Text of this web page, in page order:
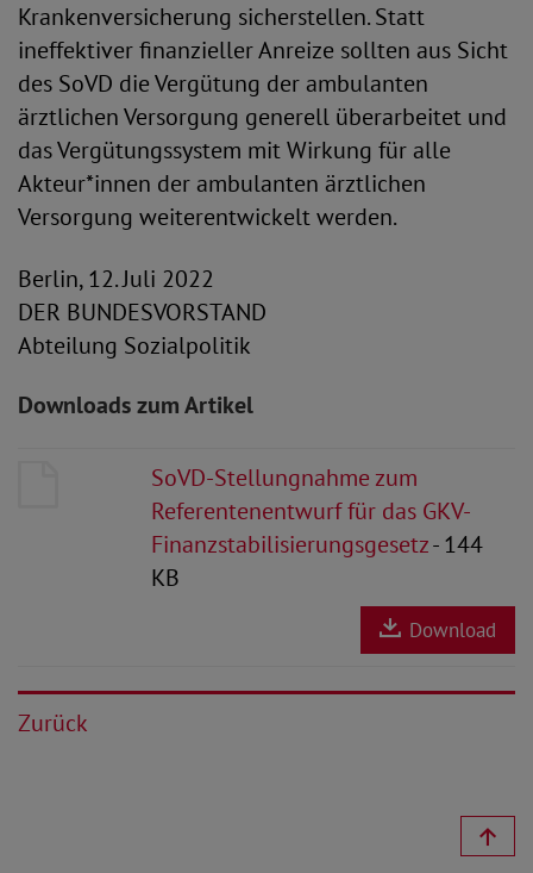
Krankenversicherung sicherstellen. Statt
ineffektiver finanzieller Anreize sollten aus Sicht
des SoVD die Vergütung der ambulanten
ärztlichen Versorgung generell überarbeitet und
das Vergütungssystem mit Wirkung für alle
Akteur*innen der ambulanten ärztlichen
Versorgung weiterentwickelt werden.
Berlin, 12. Juli 2022
DER BUNDESVORSTAND
Abteilung Sozialpolitik
Downloads zum Artikel
SoVD-Stellungnahme zum
Referentenentwurf für das GKV-
Finanzstabilisierungsgesetz- 144
KB
Download
Zurück